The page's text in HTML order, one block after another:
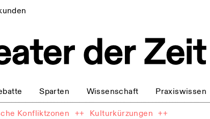
Sparten Wissenschaft Praxiswissen
Konfliktzonen ++ Kulturkürzungen ++